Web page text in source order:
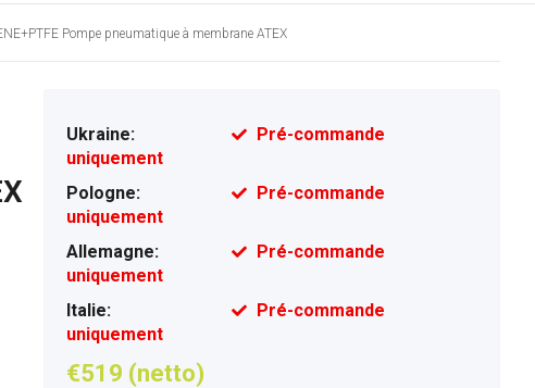
Pompe pneumatique à membrane ATEX
Ukraine:
Pré-commande
uniquement
Pologne:
Pré-commande
uniquement
Allemagne:
Pré-commande
uniquement
Italie:
Pré-commande
uniquement
€519 (netto)